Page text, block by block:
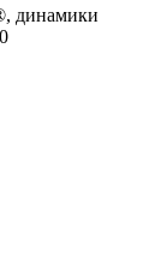
динамики